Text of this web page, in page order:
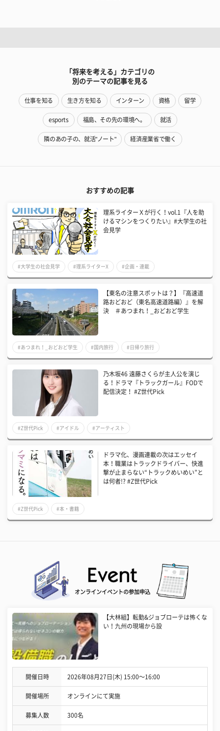
「将来を考える」カテゴリの
別のテーマの記事を見る
仕事を知る 生き方を知る インターン 資格 留学
esports 福島、その先の環境へ。 就活
隣のあの子の、就活"ノート" 経済産業省で働く
おすすめの記事
理系ライターＸが行く！vol.1『人を助
けるマシンをつくりたい』#大学生の社
会見学
#大学生の社会見学 #理系ライターX #企画・連載
【東名の注意スポットは？】『高速道
路おどおど（東名高速道路編）』を解
決 ＃あつまれ！_おどおど学生
#あつまれ！_おどおど学生 #国内旅行 #日帰り旅行
乃木坂46 遠藤さくらが主人公を演じ
る！ドラマ『トラックガール』FODで
配信決定！ #Z世代Pick
#Z世代Pick #アイドル #アーティスト
ドラマ化、漫画連載の次はエッセイ
本！職業はトラックドライバー、快進
撃が止まらない“トラックめいめい”と
は何者!? #Z世代Pick
#Z世代Pick #本・書籍
オンラインイベントの参加申込
【大林組】転勤&ジョブローテは怖くな
い！九州の現場から設
開催日時 2026年08月27日(木) 15:00〜16:00
開催場所 オンラインにて実施
募集人数 300名